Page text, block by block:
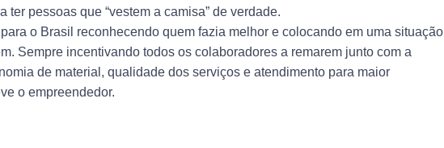
pessoas que “vestem a camisa” de verdade.
o Brasil reconhecendo quem fazia melhor e colocando em uma situação
Sempre incentivando todos os colaboradores a remarem junto com a
de material, qualidade dos serviços e atendimento para maior
o empreendedor.